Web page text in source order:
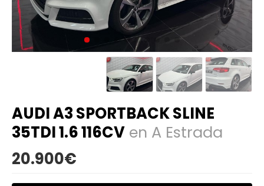
AUDI A3 SPORTBACK SLINE
35TDI 1.6 116CV en A Estrada
20.900€